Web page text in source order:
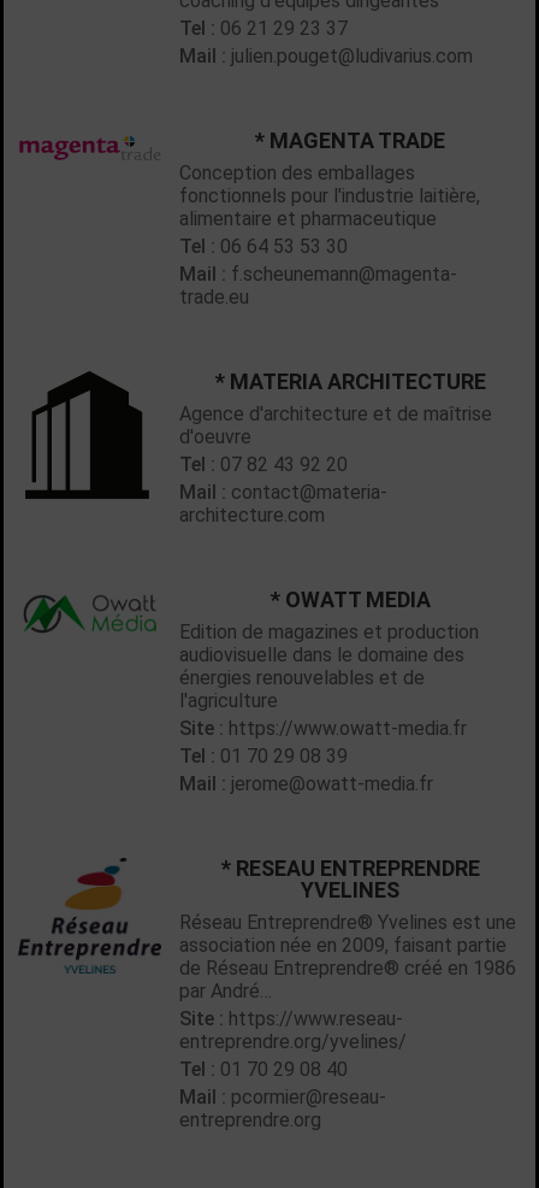
Tel : 06 21 29 23 37
Mail : julien.pouget@ludivarius.com
* MAGENTA TRADE
Conception des emballages
fonctionnels pour l'industrie laitière,
alimentaire et pharmaceutique
Tel : 06 64 53 53 30
Mail : f.scheunemann@magenta-
trade.eu
* MATERIA ARCHITECTURE
Agence d'architecture et de maîtrise
d'oeuvre
Tel : 07 82 43 92 20
Mail : contact@materia-
architecture.com
* OWATT MEDIA
Edition de magazines et production
audiovisuelle dans le domaine des
énergies renouvelables et de
l'agriculture
Site : https://www.owatt-media.fr
Tel : 01 70 29 08 39
Mail : jerome@owatt-media.fr
* RESEAU ENTREPRENDRE
YVELINES
Réseau Entreprendre® Yvelines est une
association née en 2009, faisant partie
de Réseau Entreprendre® créé en 1986
par André…
Site : https://www.reseau-
entreprendre.org/yvelines/
Tel : 01 70 29 08 40
Mail : pcormier@reseau-
entreprendre.org